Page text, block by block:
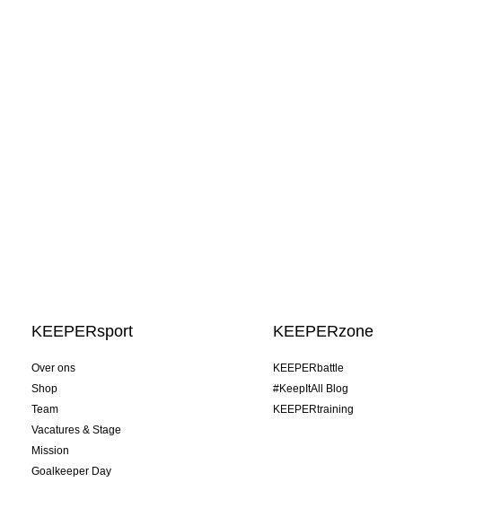
KEEPERsport
Over ons
Shop
Team
Vacatures & Stage
Mission
Goalkeeper Day
KEEPERzone
KEEPERbattle
#KeepItAll Blog
KEEPERtraining